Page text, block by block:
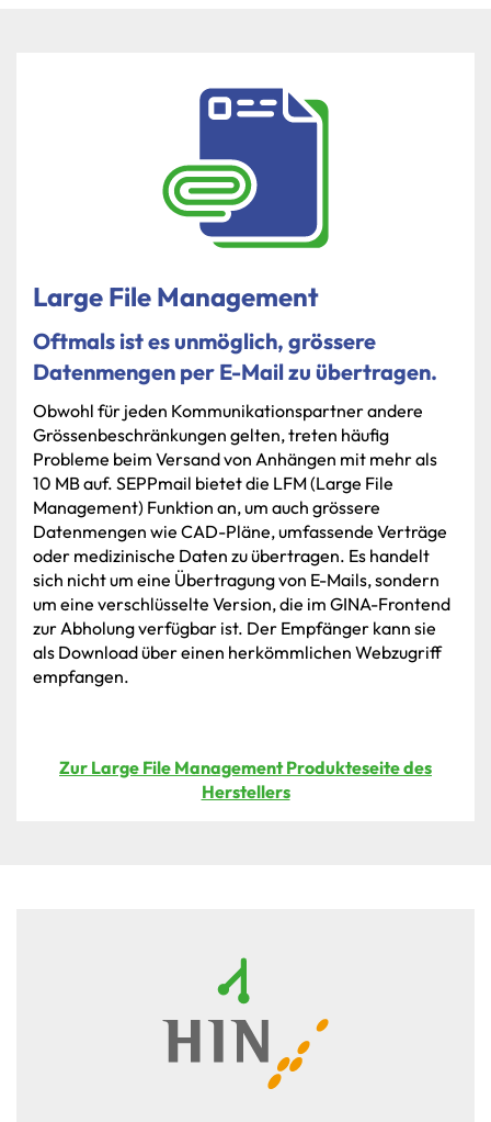
Large File Management
Oftmals ist es unmöglich, grössere
Datenmengen per E-Mail zu übertragen.
Obwohl für jeden Kommunikationspartnerandere
Grössenbeschränkungen gelten,treten häufig
Probleme beim Versandvon Anhängen mit mehrals
10 MBauf. SEPPmail bietetdie LFM(Large File
Management) Funktion an,um auch grössere
Datenmengen wie CAD-Pläne,umfassende Verträge
oder medizinische Daten zuübertragen. Es handelt
sich nichtum eine Übertragungvon E-Mails,sondern
um eine verschlüsselte Version,die im GINA-Frontend
zurAbholungverfügbar ist. Der Empfänger kann sie
als Downloadübereinen herkömmlichen Webzugriff
empfangen.
Zur Large File Management Produkteseite des
Herstellers